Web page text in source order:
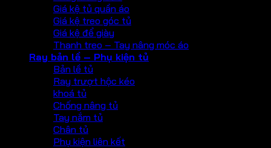
Giá kệ tủ quần áo
Giá kệ treo góc tủ
Giá kệ để giày
Thanh treo – Tay nâng móc áo
Ray bản lề – Phụ kiện tủ
Bản lề tủ
Ray trượt hộc kéo
khoá tủ
Chống nâng tủ
Tay nắm tủ
Chân tủ
Phụ kiện liên kết